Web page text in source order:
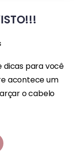
dicas para você
acontece um
o cabelo